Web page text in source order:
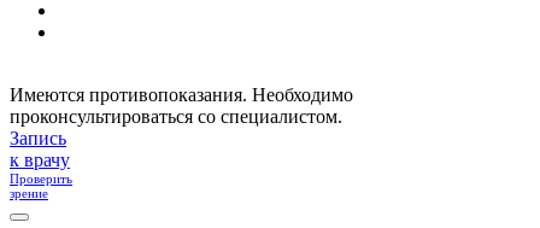
Имеются противопоказания. Необходимо
проконсультироваться со специалистом.
Запись
к врачу
Проверить
зрение